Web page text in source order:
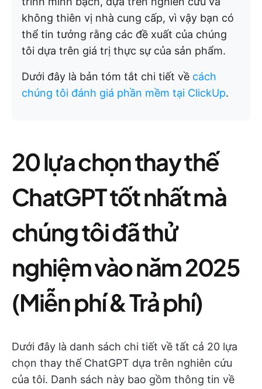
không thiên vị nhà cung cấp, vì vậy bạn có
thể tin tưởng rằng các đề xuất của chúng
tôi dựa trên giá trị thực sự của sản phẩm.
Dưới đây là bản tóm tắt chi tiết về cách
chúng tôi đánh giá phần mềm tại ClickUp.
20 lựa chọn thay thế
ChatGPT tốt nhất mà
chúng tôi đã thử
nghiệm vào năm 2025
(Miễn phí & Trả phí)
Dưới đây là danh sách chi tiết về tất cả 20 lựa
chọn thay thế ChatGPT dựa trên nghiên cứu
của tôi. Danh sách này bao gồm thông tin về